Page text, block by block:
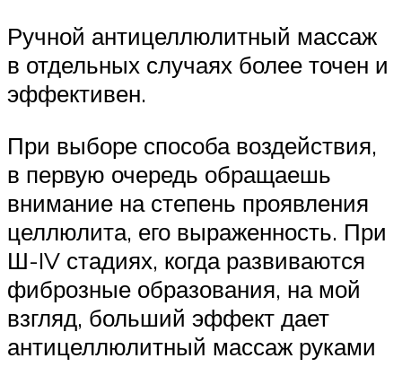
Ручной антицеллюлитный массаж
в отдельных случаях более точен и
эффективен.
При выборе способа воздействия,
в первую очередь обращаешь
внимание на степень проявления
целлюлита, его выраженность. При
Ш-IV стадиях, когда развиваются
фиброзные образования, на мой
взгляд, больший эффект дает
антицеллюлитный массаж руками